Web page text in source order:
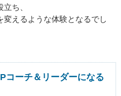
ち、
変えるような体験となるでし
コーチ＆リーダーになる